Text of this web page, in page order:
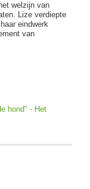
welzijn van
Lize verdiepte
eindwerk
van
hond" - Het